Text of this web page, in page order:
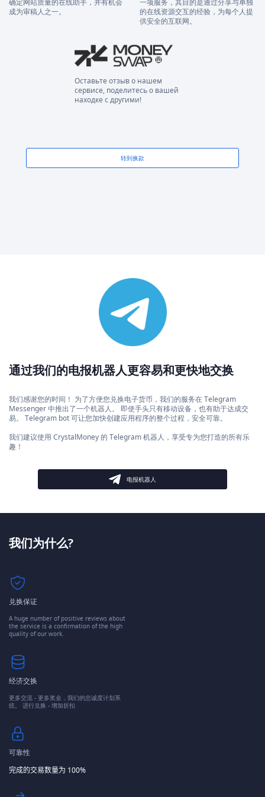
确定网站质量的在线助手，并有机会
成为审稿人之一。
一项服务，其目的是通过分享与单独
的在线资源交互的经验，为每个人提
供安全的互联网。
Оставьте отзыв о нашем
сервисе, поделитесь о вашей
находке с другими!
转到换款
通过我们的电报机器人更容易和更快地交换
我们感谢您的时间！ 为了方便您兑换电子货币，我们的服务在 Telegram
Messenger 中推出了一个机器人。 即使手头只有移动设备，也有助于达成交
易。 Telegram bot 可让您加快创建应用程序的整个过程，安全可靠。
我们建议使用 CrystalMoney 的 Telegram 机器人，享受专为您打造的所有乐
趣！
电报机器人
我们为什么?
兑换保证
A huge number of positive reviews about
the service is a confirmation of the high
quality of our work.
经济交换
更多交流 - 更多奖金，我们的忠诚度计划系
统。 进行兑换 - 增加折扣
可靠性
完成的交易数量为 100%